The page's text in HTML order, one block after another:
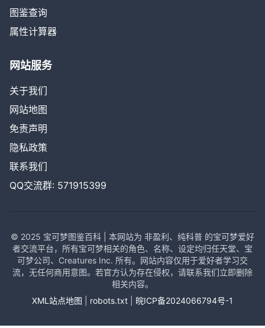
图鉴查询
属性计算器
网站服务
关于我们
网站地图
免责声明
隐私政策
联系我们
QQ交流群: 571915399
© 2025 宝可梦图鉴百科 | 本网站为 非盈利、纯科普 的宝可梦爱好
者交流平台，所有宝可梦相关的角色、名称、设定均归任天堂、宝
可梦公司、Creatures Inc. 所有。网站内容仅用于爱好者学习交
流，无任何商用意图。若官方认为存在侵权，请联系我们立即删除
相关内容。
XML站点地图
robots.txt 皖ICP备2024066794号-1